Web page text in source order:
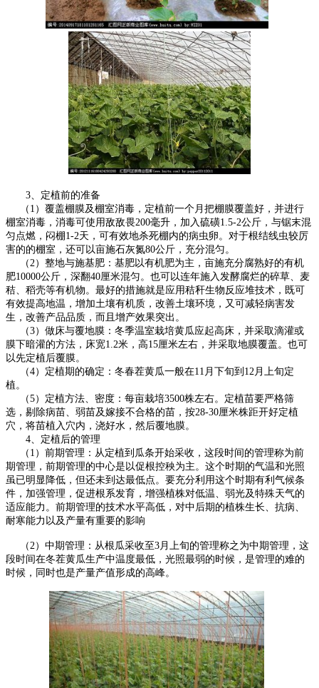
3、定植前的准备
（1）覆盖棚膜及棚室消毒，定植前一个月把棚膜覆盖好，并进行
棚室消毒，消毒可使用敌敌畏200毫升，加入硫磺1.5-2公斤，与锯末混
匀点燃，闷棚1-2天，可有效地杀死棚内的病虫卵。对于根结线虫较厉
害的的棚室，还可以亩施石灰氮80公斤，充分混匀。
（2）整地与施基肥：基肥以有机肥为主，亩施充分腐熟好的有机
肥10000公斤，深翻40厘米混匀。也可以连年施入发酵腐烂的碎草、麦
秸、稻壳等有机物。最好的措施就是应用秸秆生物反应堆技术，既可
有效提高地温，增加土壤有机质，改善土壤环境，又可减轻病害发
生，改善产品品质，而且增产效果突出。
（3）做床与覆地膜：冬季温室栽培黄瓜应起高床，并采取滴灌或
膜下暗灌的方法，床宽1.2米，高15厘米左右，并采取地膜覆盖。也可
以先定植后覆膜。
（4）定植期的确定：冬春茬黄瓜一般在11月下旬到12月上旬定
植。
（5）定植方法、密度：每亩栽培3500株左右。定植苗要严格筛
选，剔除病苗、弱苗及嫁接不合格的苗，按28-30厘米株距开好定植
穴，将苗植入穴内，浇好水，然后覆地膜。
4、定植后的管理
（1）前期管理：从定植到瓜条开始采收，这段时间的管理称为前
期管理，前期管理的中心是以促根控秧为主。这个时期的气温和光照
虽已明显降低，但还未到达最低点。要充分利用这个时期有利气候条
件，加强管理，促进根系发育，增强植株对低温、弱光及特殊天气的
适应能力。前期管理的技术水平高低，对中后期的植株生长、抗病、
耐寒能力以及产量有重要的影响
（2）中期管理：从根瓜采收至3月上旬的管理称之为中期管理，这
段时间在冬茬黄瓜生产中温度最低，光照最弱的时候，是管理的难的
时候，同时也是产量产值形成的高峰。